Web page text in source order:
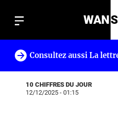
WAN
Consultez aussi La
10 CHIFFRES DU JOUR
12/12/2025 - 01:15